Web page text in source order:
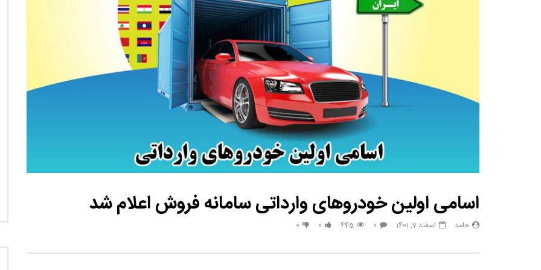
مصاحبه حسن یزدانی بعد از برنده شدن با تیلور حسن یزدانی دیوید تیلور
اولین تریلر است
اسامی اولین خودروهای وارداتی سامانه فروش اعلام شد
حامد اسفند 7, 1401 0
445
0
0